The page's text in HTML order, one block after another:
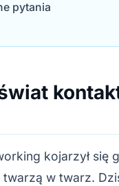
pytania
kojarzył się
w twarz.